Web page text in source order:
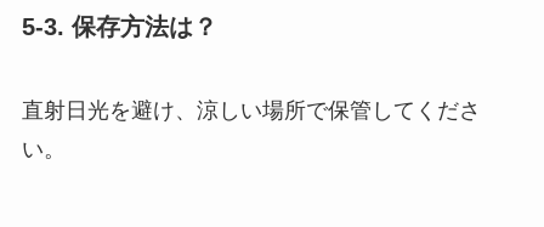
5-3. 保存方法は？
直射日光を避け、涼しい場所で保管してくださ
い。